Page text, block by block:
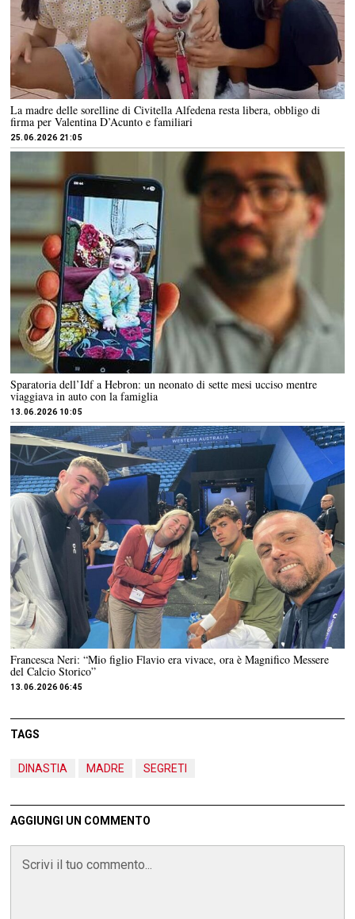
La madre delle sorelline di Civitella Alfedena resta libera, obbligo di
firma per Valentina D’Acunto e familiari
25.06.2026 21:05
Sparatoria dell’Idf a Hebron: un neonato di sette mesi ucciso mentre
viaggiava in auto con la famiglia
13.06.2026 10:05
Francesca Neri: “Mio figlio Flavio era vivace, ora è Magnifico Messere
del Calcio Storico”
13.06.2026 06:45
TAGS
DINASTIA MADRE SEGRETI
AGGIUNGI UN COMMENTO